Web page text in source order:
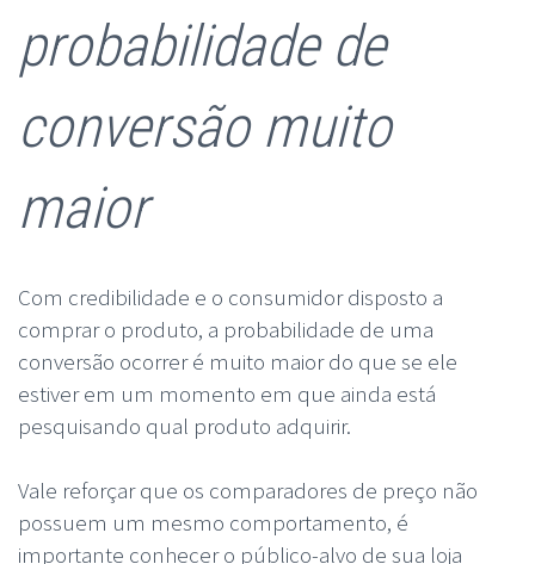
probabilidade de
conversão muito
maior
Com credibilidade e o consumidor disposto a
comprar o produto, a probabilidade de uma
conversão ocorrer é muito maior do que se ele
estiver em um momento em que ainda está
pesquisando qual produto adquirir.
Vale reforçar que os comparadores de preço não
possuem um mesmo comportamento, é
importante conhecer o público-alvo de sua loja